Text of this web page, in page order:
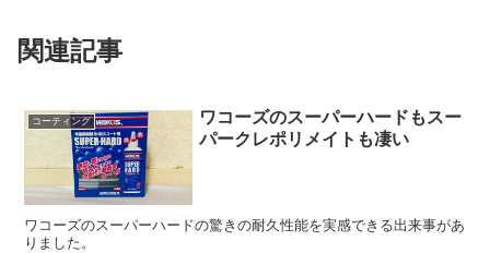
関連記事
コーティング
ワコーズのスーパーハードもスー
パークレポリメイトも凄い
ワコーズのスーパーハードの驚きの耐久性能を実感できる出来事があ
りました。